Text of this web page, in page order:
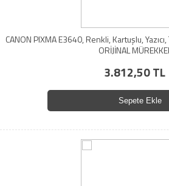
CANON PIXMA E3640, Renkli, Kartuşlu,
ORİJİNAL
3.812,50 TL
Sepete Ekle